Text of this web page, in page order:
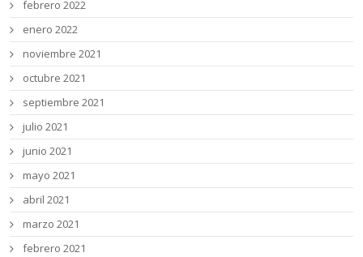
febrero 2022
enero 2022
noviembre 2021
octubre 2021
septiembre 2021
julio 2021
junio 2021
mayo 2021
abril 2021
marzo 2021
febrero 2021